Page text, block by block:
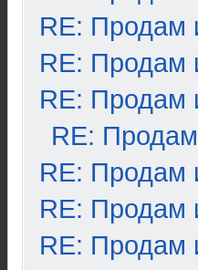
RE: Продам
RE: Продам
RE: Продам
RE:
RE: Продам
RE: Продам
RE: Продам